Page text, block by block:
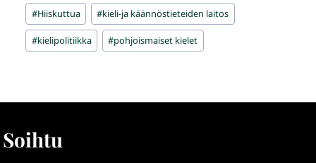
Avainsanat:
#Hiiskuttua #kieli-ja käännöstieteiden laitos
#kielipolitiikka #pohjoismaiset kielet
Soihtu